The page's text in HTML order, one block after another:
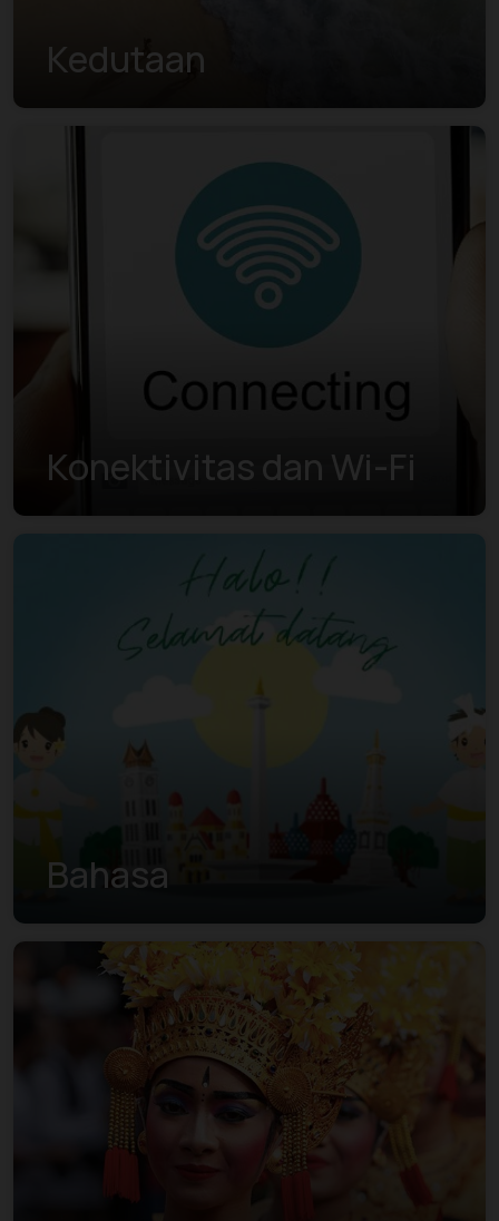
Kedutaan
Konektivitas dan Wi-Fi
Bahasa